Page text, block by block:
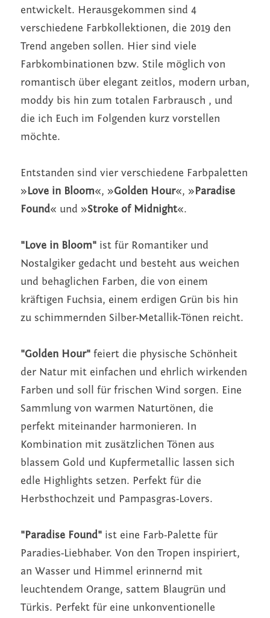
entwickelt. Herausgekommen sind 4
verschiedene Farbkollektionen, die 2019 den
Trend angeben sollen. Hier sind viele
Farbkombinationen bzw. Stile möglich von
romantisch über elegant zeitlos, modern urban,
moddy bis hin zum totalen Farbrausch , und
die ich Euch im Folgenden kurz vorstellen
möchte.
Entstanden sind vier verschiedene Farbpaletten
»Love in Bloom«, »Golden Hour«, »Paradise
Found« und »Stroke of Midnight«.
"Love in Bloom" ist für Romantiker und
Nostalgiker gedacht und besteht aus weichen
und behaglichen Farben, die von einem
kräftigen Fuchsia, einem erdigen Grün bis hin
zu schimmernden Silber-Metallik-Tönen reicht.
"Golden Hour" feiert die physische Schönheit
der Natur mit einfachen und ehrlich wirkenden
Farben und soll für frischen Wind sorgen. Eine
Sammlung von warmen Naturtönen, die
perfekt miteinander harmonieren. In
Kombination mit zusätzlichen Tönen aus
blassem Gold und Kupfermetallic lassen sich
edle Highlights setzen. Perfekt für die
Herbsthochzeit und Pampasgras-Lovers.
"Paradise Found" ist eine Farb-Palette für
Paradies-Liebhaber. Von den Tropen inspiriert,
an Wasser und Himmel erinnernd mit
leuchtendem Orange, sattem Blaugrün und
Türkis. Perfekt für eine unkonventionelle